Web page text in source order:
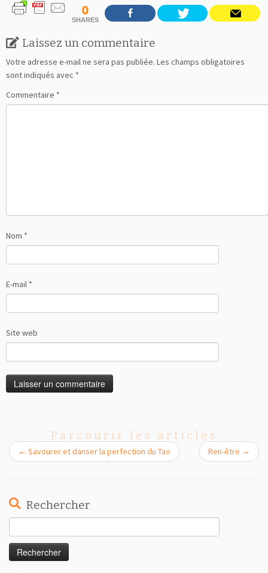
0
SHARES
Laissez un commentaire
Votre adresse e-mail ne sera pas publiée. Les champs obligatoires
sont indiqués avec *
Commentaire *
Nom *
E-mail *
Site web
Parcourir les articles
← Savourer et danser la perfection du Tao Ren-être →
Rechercher